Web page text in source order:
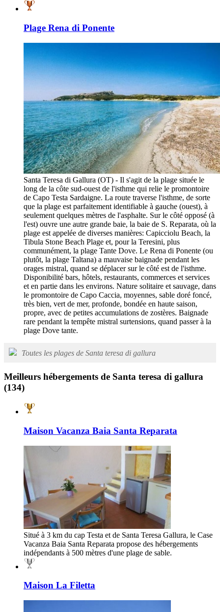
Plage Rena di Ponente
Santa Teresa di Gallura (OT) - Il s'agit de la plage située le
long de la côte sud-ouest de l'isthme qui relie le promontoire
de Capo Testa Sardaigne. La route traverse l'isthme, de sorte
que la plage est parfaitement identifiable à gauche (ouest), à
seulement quelques mètres de l'asphalte. Sur le côté opposé (à
l'est) ouvre une autre grande baie, la baie de S. Reparata, où la
plage est appelée de diverses manières: Capicciolu Beach, la
Tibula Stone Beach Plage et, pour la Teresini, plus
communément, la plage Tante Dove. Le Rena di Ponente (ou
plutôt, la plage Taltana) a mauvaise baignade pendant les
orages mistral, quand se déplacer sur le côté est de l'isthme.
Disponibilité bars, hôtels, restaurants, commerces et services
et en partie dans les environs. Nature solitaire et sauvage, dans
le promontoire de Capo Caccia, moyennes, sable doré foncé,
très bien, vert de mer, profonde, bondée en haute saison,
propre, avec de petites accumulations de zostères. Baignade
rare pendant la tempête mistral surtensions, quand passer à la
plage Dove tante.
Toutes les plages de Santa teresa di gallura
Meilleurs hébergements de Santa teresa di gallura
(134)
Maison Vacanza Baia Santa Reparata
Situé à 3 km du cap Testa et de Santa Teresa Gallura, le Case
Vacanza Baia Santa Reparata propose des hébergements
indépendants à 500 mètres d'une plage de sable.
Maison La Filetta